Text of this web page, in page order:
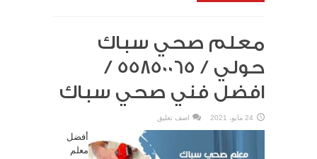
معلم صحي سباك
حولي / 55850065 /
افضل فني صحي سباك
24 مايو، 2021 اضف تعليق
أفضل
معلم